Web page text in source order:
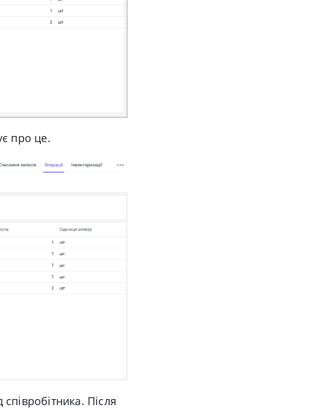
про це.
Після